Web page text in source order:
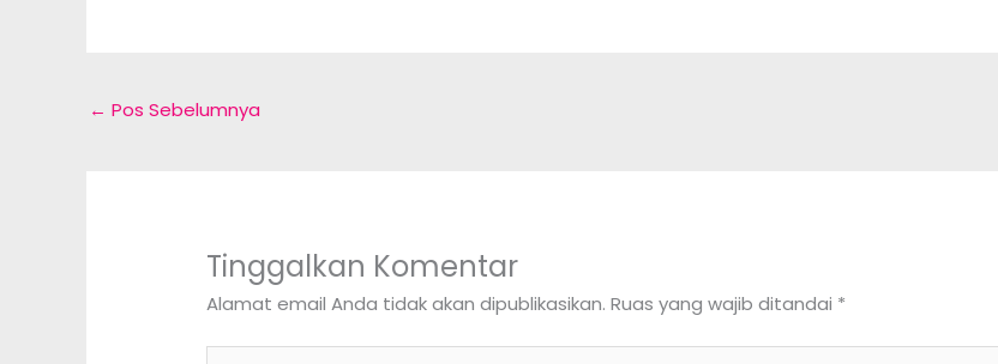
← Pos Sebelumnya
Tinggalkan Komentar
Alamat email Anda tidak akan dipublikasikan. Ruas yang wajib ditandai *